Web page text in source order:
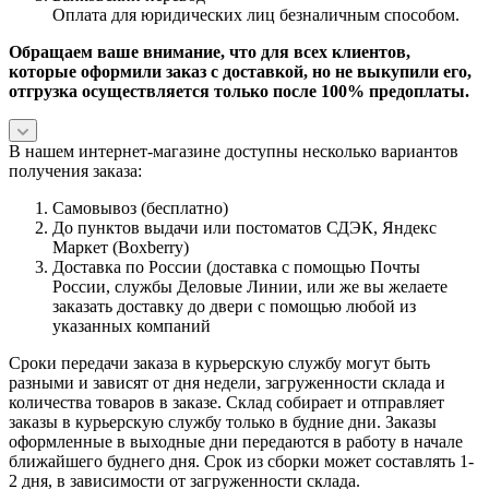
Оплата для юридических лиц безналичным способом.
Обращаем ваше внимание, что для всех клиентов,
которые оформили заказ с доставкой, но не выкупили его,
отгрузка осуществляется только после 100% предоплаты.
В нашем интернет-магазине доступны несколько вариантов
получения заказа:
Самовывоз (бесплатно)
До пунктов выдачи или постоматов СДЭК, Яндекс
Маркет (Boxberry)
Доставка по России (доставка с помощью Почты
России, службы Деловые Линии, или же вы желаете
заказать доставку до двери с помощью любой из
указанных компаний
Сроки передачи заказа в курьерскую службу могут быть
разными и зависят от дня недели, загруженности склада и
количества товаров в заказе. Склад собирает и отправляет
заказы в курьерскую службу только в будние дни. Заказы
оформленные в выходные дни передаются в работу в начале
ближайшего буднего дня. Срок из сборки может составлять 1-
2 дня, в зависимости от загруженности склада.